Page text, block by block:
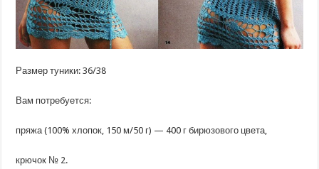
Размер туники: 36/38
Вам потребуется:
пряжа (100% хлопок, 150 м/50 г) — 400 г бирюзового цвета,
крючок № 2.